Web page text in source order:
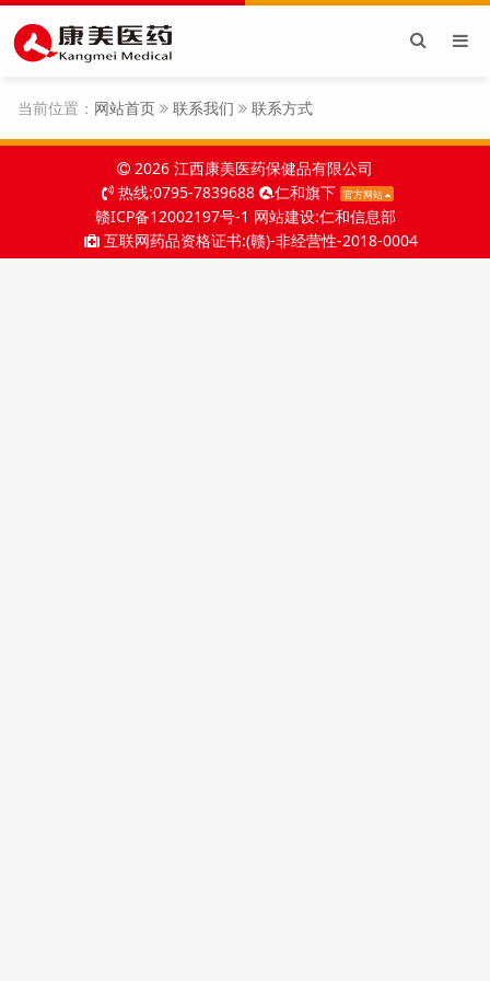
当前位置： 网站首页 联系我们 联系方式
2026 江西康美医药保健品有限公司
热线:0795-7839688 仁和旗下 官方网站
赣ICP备12002197号-1 网站建设:仁和信息部
互联网药品资格证书:(赣)-非经营性-2018-0004